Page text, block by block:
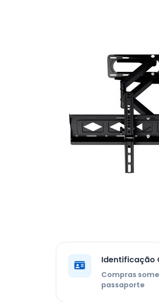
Identificação
Compras
passaporte